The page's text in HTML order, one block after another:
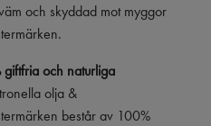
och skyddad mot myggor
och naturliga
olja &
består av 100%